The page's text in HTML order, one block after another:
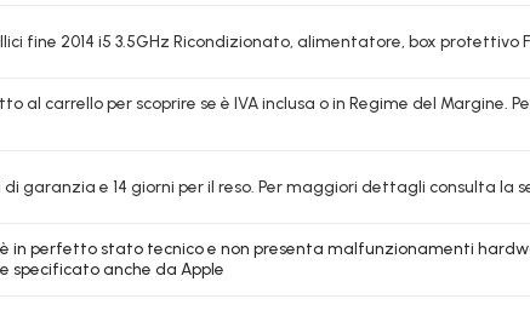
fine 2014 i5 3.5GHz Ricondizionato, alimentatore, box protettivo
al carrello per scoprire se è IVA inclusa o in Regime del Margine.
garanzia e 14 giorni per il reso. Per maggiori dettagli consulta la
in perfetto stato tecnico e non presenta malfunzionamenti
specificato anche da Apple